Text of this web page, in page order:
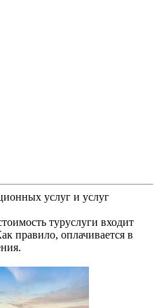
услуг и услуг
туруслуги входит
правило, оплачивается в